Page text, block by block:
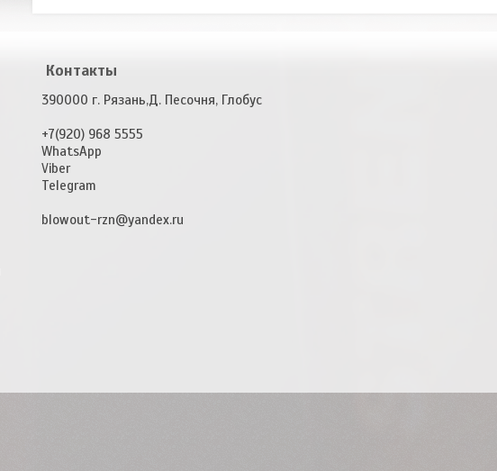
Контакты
390000 г. Рязань,Д. Песочня, Глобус
+7(920) 968 5555
WhatsApp
Viber
Telegram
blowout-rzn@yandex.ru